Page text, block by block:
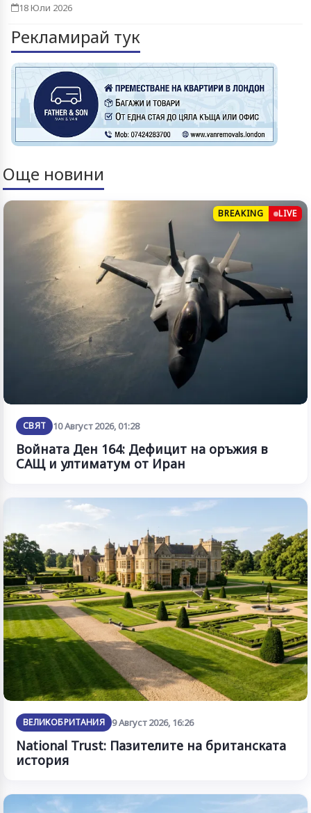
18 Юли 2026
Рекламирай тук
Още новини
BREAKING LIVE
СВЯТ 10 Август 2026, 01:28
Войната Ден 164: Дефицит на оръжия в
САЩ и ултиматум от Иран
ВЕЛИКОБРИТАНИЯ 9 Август 2026, 16:26
National Trust: Пазителите на британската
история